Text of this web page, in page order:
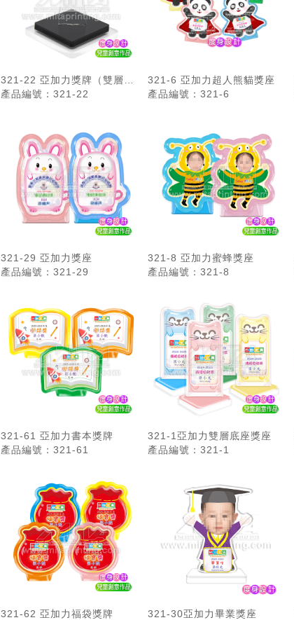
321-22 亞加力獎牌（雙層底
座）
產品編號：321-22
321-6 亞加力超人熊貓獎座
產品編號：321-6
321-29 亞加力獎座
產品編號：321-29
321-8 亞加力蜜蜂獎座
產品編號：321-8
321-61 亞加力書本獎牌
產品編號：321-61
321-1亞加力雙層底座獎座
產品編號：321-1
321-62 亞加力福袋獎牌
321-30亞加力畢業獎座